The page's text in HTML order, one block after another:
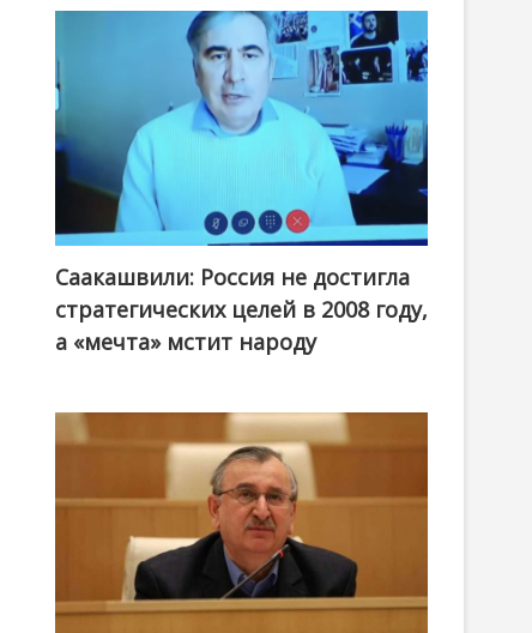
Саакашвили: Россия не достигла
стратегических целей в 2008 году,
а «мечта» мстит народу